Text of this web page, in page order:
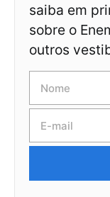
saiba em
sobre o
outros